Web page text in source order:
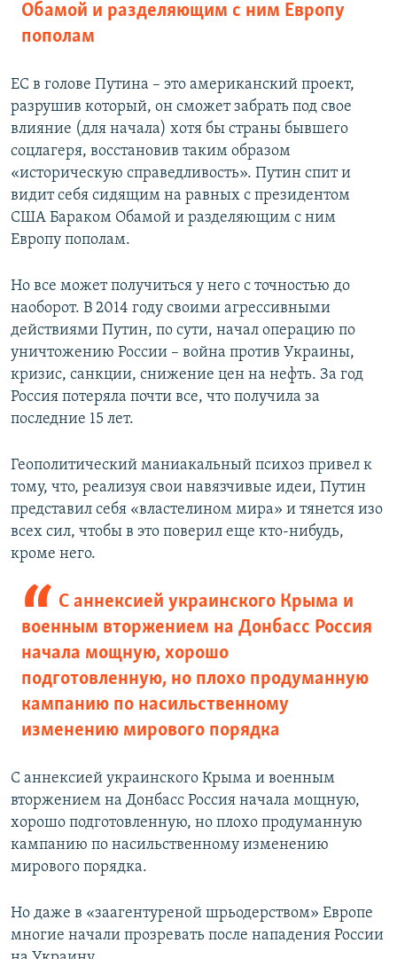
Обамой и разделяющим с ним Европу
пополам
ЕС в голове Путина – это американский проект,
разрушив который, он сможет забрать под свое
влияние (для начала) хотя бы страны бывшего
соцлагеря, восстановив таким образом
«историческую справедливость». Путин спит и
видит себя сидящим на равных с президентом
США Бараком Обамой и разделяющим с ним
Европу пополам.
Но все может получиться у него с точностью до
наоборот. В 2014 году своими агрессивными
действиями Путин, по сути, начал операцию по
уничтожению России – война против Украины,
кризис, санкции, снижение цен на нефть. За год
Россия потеряла почти все, что получила за
последние 15 лет.
Геополитический маниакальный психоз привел к
тому, что, реализуя свои навязчивые идеи, Путин
представил себя «властелином мира» и тянется изо
всех сил, чтобы в это поверил еще кто-нибудь,
кроме него.
С аннексией украинского Крыма и
военным вторжением на Донбасс Россия
начала мощную, хорошо
подготовленную, но плохо продуманную
кампанию по насильственному
изменению мирового порядка
С аннексией украинского Крыма и военным
вторжением на Донбасс Россия начала мощную,
хорошо подготовленную, но плохо продуманную
кампанию по насильственному изменению
мирового порядка.
Но даже в «заагентуреной шрьодерством» Европе
многие начали прозревать после нападения России